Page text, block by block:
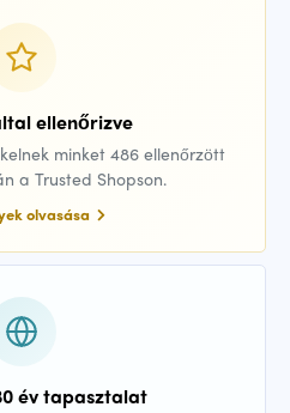
ellenőrizve
minket 486 ellenőrzött
a Trusted Shopson.
olvasása
év tapasztalat